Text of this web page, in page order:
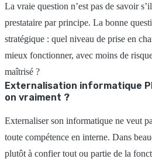
La vraie question n’est pas de savoir
prestataire par principe. La bonne
stratégique : quel niveau de prise en
mieux fonctionner, avec moins de
maîtrisé ?
Externalisation informatique
on vraiment ?
Externaliser son informatique ne veut
toute compétence en interne. Dans
plutôt à confier tout ou partie de la